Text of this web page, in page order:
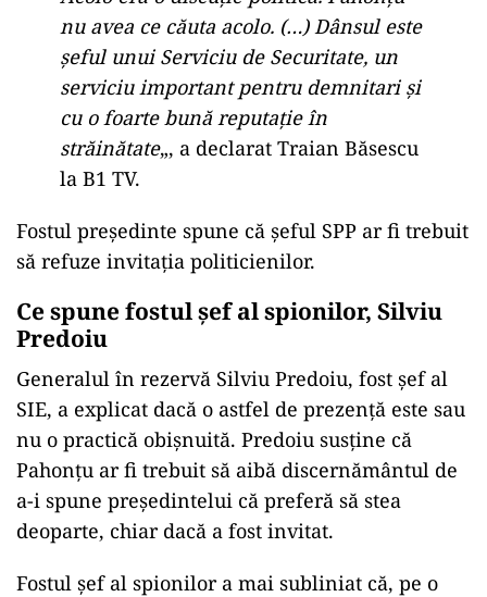
nu avea ce căuta acolo. (…) Dânsul este
șeful unui Serviciu de Securitate, un
serviciu important pentru demnitari și
cu o foarte bună reputație în
străinătate„, a declarat Traian Băsescu
la B1 TV.
Fostul președinte spune că șeful SPP ar fi trebuit
să refuze invitația politicienilor.
Ce spune fostul șef al spionilor, Silviu
Predoiu
Generalul în rezervă Silviu Predoiu, fost șef al
SIE, a explicat dacă o astfel de prezență este sau
nu o practică obișnuită. Predoiu susține că
Pahonțu ar fi trebuit să aibă discernământul de
a-i spune președintelui că preferă să stea
deoparte, chiar dacă a fost invitat.
Fostul șef al spionilor a mai subliniat că, pe o